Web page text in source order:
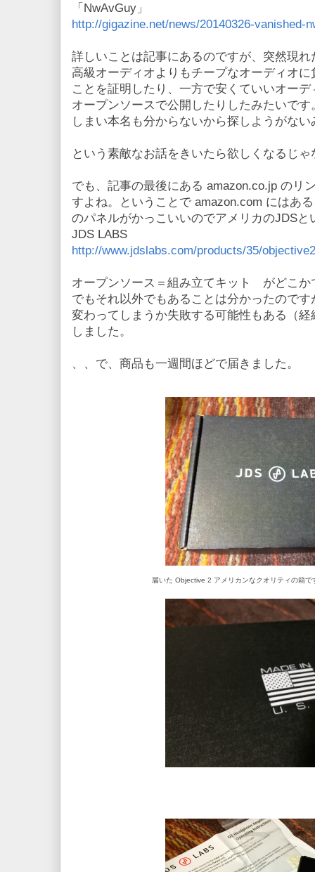
「NwAvGuy」
http://gigazine.net/news/20140326-vanished-
詳しいことは記事にあるのですが、突然現
高級オーディオよりもチープなオーディオ
ことを証明したり、一方で安くていいオーデ
オープンソースで公開したりしたみたいで
しまい本名も分からないから探しようがな
という素敵なお話をきいたら欲しくなるじ
でも、記事の最後にある amazon.co.jp のリ
すよね。ということで amazon.com にはあ
のパネルがかっこいいのでアメリカのJDSと
JDS LABS
http://www.jdslabs.com/products/35/
オープンソース＝組み立てキット がどこか
でもそれ以外でもあることは分かったので
変わってしまうか失敗する可能性もある（
しました。
、、で、商品も一週間ほどで届きました。
届いた Objective 2 アメリカンなクオリティの箱で